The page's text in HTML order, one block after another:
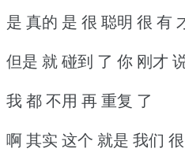
是 真的 是 很 聪明 很 有
但是 就 碰到 了 你 刚才
我 都 不用 再 重复 了
啊 其实 这个 就是 我们